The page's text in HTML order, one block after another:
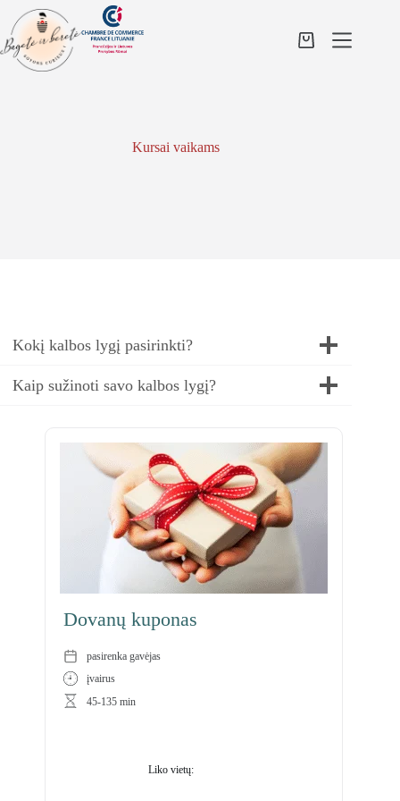
content
Shopping
Kursai vaikams
Kokį kalbos lygį pasirinkti?
Kaip sužinoti savo kalbos lygį?
Dovanų kuponas
pasirenka gavėjas
įvairus
45-135 min
Liko vietų: